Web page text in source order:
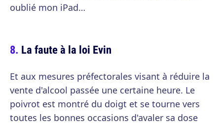
oublié mon iPad…
La faute à la loi Evin
Et aux mesures préfectorales visant à réduire la
vente d'alcool passée une certaine heure. Le
poivrot est montré du doigt et se tourne vers
toutes les bonnes occasions d'avaler sa dose